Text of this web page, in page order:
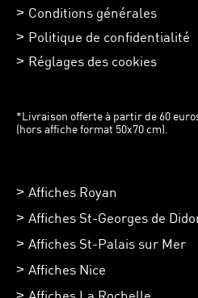
Conditions générales
Politique de confidentialité
Réglages des cookies
*Livraison offerte à partir de 60
(hors affiche format 50x70 cm).
Affiches Royan
Affiches St-Georges de
Affiches St-Palais sur Mer
Affiches Nice